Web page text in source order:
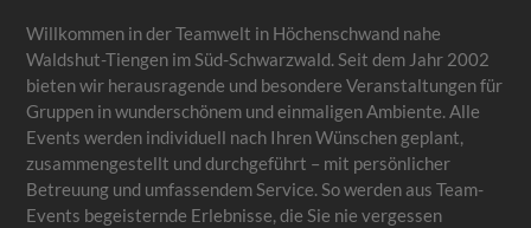
Willkommen in der Teamwelt in Höchenschwand nahe
Waldshut-Tiengen im Süd-Schwarzwald. Seit dem Jahr 2002
bieten wir herausragende und besondere Veranstaltungen für
Gruppen in wunderschönem und einmaligen Ambiente. Alle
Events werden individuell nach Ihren Wünschen geplant,
zusammengestellt und durchgeführt – mit persönlicher
Betreuung und umfassendem Service. So werden aus Team-
Events begeisternde Erlebnisse, die Sie nie vergessen